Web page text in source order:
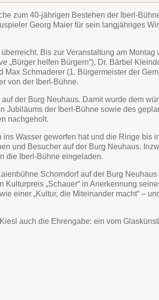
zum 40-jährigen Bestehen der Iberl-
Georg Maier für sein langjähriges
Bis zur Veranstaltung am Montag
helfen Bürgern“), Dr. Bärbel
Schmaderer (1. Bürgermeister der
von der Iberl-Bühne.
der Burg Neuhaus. Damit wurde dem
Jubiläums der Iberl-Bühne sowie des
nachgeholt.
Wasser geworfen hat und die Ringe bis
und Besucher auf der Burg Neuhaus.
die Iberl-Bühne eingeladen.
Schorndorf auf der Burg Neuhaus
„Schauer“ in Anerkennung
einer „Kultur, die Miteinander macht“ –
auch die Ehrengabe: ein vom